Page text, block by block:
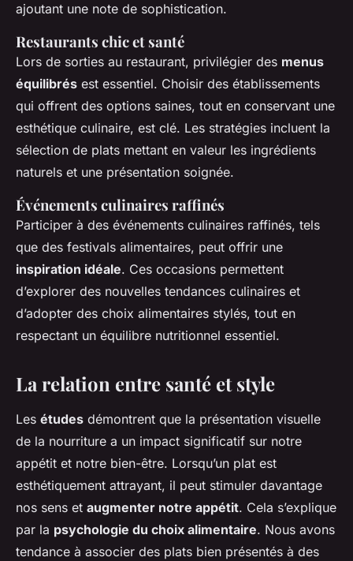
ajoutant une note de sophistication.
Restaurants chic et santé
Lors de sorties au restaurant, privilégier des menus
équilibrés est essentiel. Choisir des établissements
qui offrent des options saines, tout en conservant une
esthétique culinaire, est clé. Les stratégies incluent la
sélection de plats mettant en valeur les ingrédients
naturels et une présentation soignée.
Événements culinaires raffinés
Participer à des événements culinaires raffinés, tels
que des festivals alimentaires, peut offrir une
inspiration idéale. Ces occasions permettent
d’explorer des nouvelles tendances culinaires et
d’adopter des choix alimentaires stylés, tout en
respectant un équilibre nutritionnel essentiel.
La relation entre santé et style
Les études démontrent que la présentation visuelle
de la nourriture a un impact significatif sur notre
appétit et notre bien-être. Lorsqu’un plat est
esthétiquement attrayant, il peut stimuler davantage
nos sens et augmenter notre appétit. Cela s’explique
par la psychologie du choix alimentaire. Nous avons
tendance à associer des plats bien présentés à des